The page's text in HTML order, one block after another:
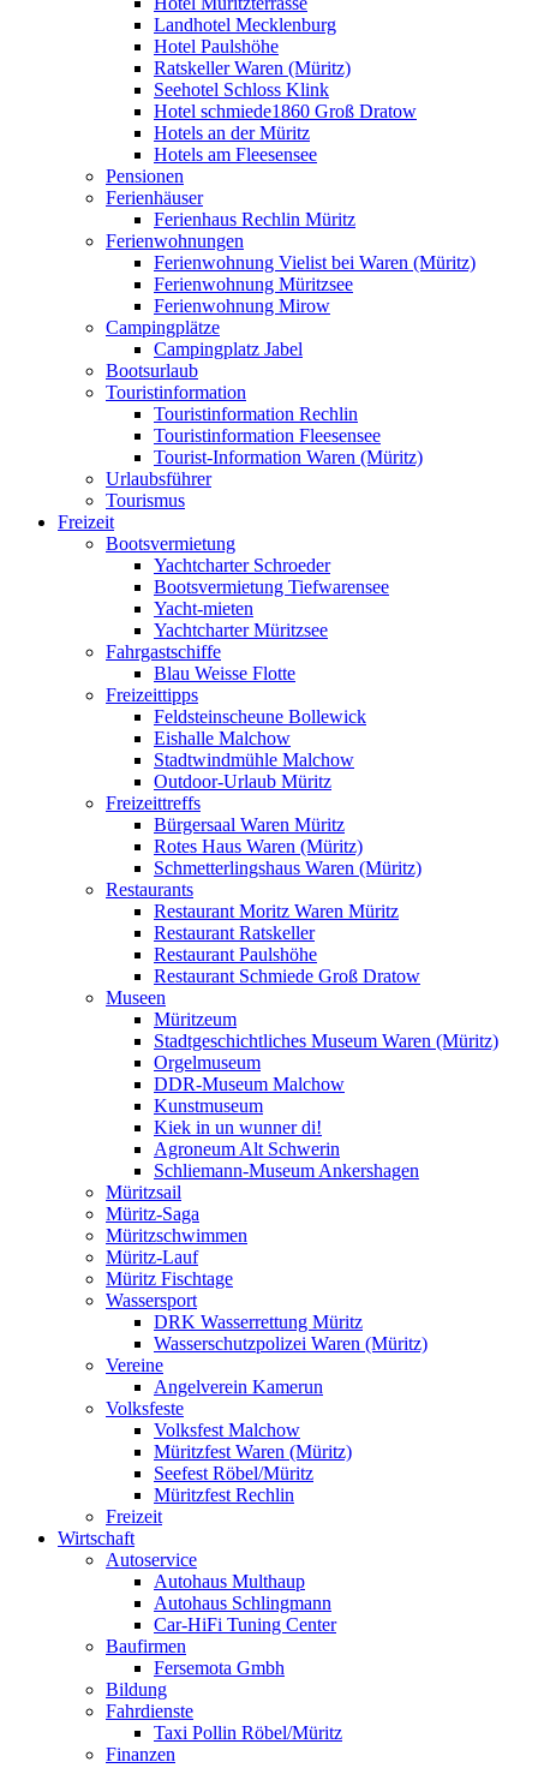
Landhotel Mecklenburg
Hotel Paulshöhe
Ratskeller Waren (Müritz)
Seehotel Schloss Klink
Hotel schmiede1860 Groß Dratow
Hotels an der Müritz
Hotels am Fleesensee
Pensionen
Ferienhäuser
Ferienhaus Rechlin Müritz
Ferienwohnungen
Ferienwohnung Vielist bei Waren (Müritz)
Ferienwohnung Müritzsee
Ferienwohnung Mirow
Campingplätze
Campingplatz Jabel
Bootsurlaub
Touristinformation
Touristinformation Rechlin
Touristinformation Fleesensee
Tourist-Information Waren (Müritz)
Urlaubsführer
Tourismus
Freizeit
Bootsvermietung
Yachtcharter Schroeder
Bootsvermietung Tiefwarensee
Yacht-mieten
Yachtcharter Müritzsee
Fahrgastschiffe
Blau Weisse Flotte
Freizeittipps
Feldsteinscheune Bollewick
Eishalle Malchow
Stadtwindmühle Malchow
Outdoor-Urlaub Müritz
Freizeittreffs
Bürgersaal Waren Müritz
Rotes Haus Waren (Müritz)
Schmetterlingshaus Waren (Müritz)
Restaurants
Restaurant Moritz Waren Müritz
Restaurant Ratskeller
Restaurant Paulshöhe
Restaurant Schmiede Groß Dratow
Museen
Müritzeum
Stadtgeschichtliches Museum Waren (Müritz)
Orgelmuseum
DDR-Museum Malchow
Kunstmuseum
Kiek in un wunner di!
Agroneum Alt Schwerin
Schliemann-Museum Ankershagen
Müritzsail
Müritz-Saga
Müritzschwimmen
Müritz-Lauf
Müritz Fischtage
Wassersport
DRK Wasserrettung Müritz
Wasserschutzpolizei Waren (Müritz)
Vereine
Angelverein Kamerun
Volksfeste
Volksfest Malchow
Müritzfest Waren (Müritz)
Seefest Röbel/Müritz
Müritzfest Rechlin
Freizeit
Wirtschaft
Autoservice
Autohaus Multhaup
Autohaus Schlingmann
Car-HiFi Tuning Center
Baufirmen
Fersemota Gmbh
Bildung
Fahrdienste
Taxi Pollin Röbel/Müritz
Finanzen